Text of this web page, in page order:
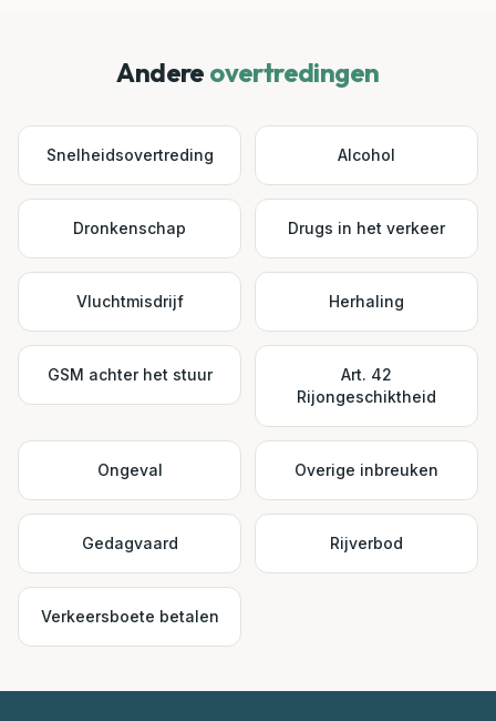
Andere overtredingen
Snelheidsovertreding Alcohol
Dronkenschap Drugs in het verkeer
Vluchtmisdrijf Herhaling
GSM achter het stuur
Art. 42
Rijongeschiktheid
Ongeval Overige inbreuken
Gedagvaard Rijverbod
Verkeersboete betalen